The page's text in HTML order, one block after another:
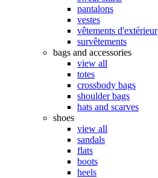
pantalons
vestes
vêtements d'extérieur
survêtements
bags and accessories
view all
totes
crossbody bags
shoulder bags
hats and scarves
shoes
view all
sandals
flats
boots
heels